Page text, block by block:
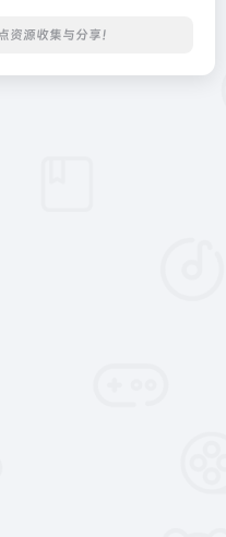
资源收集与分享！